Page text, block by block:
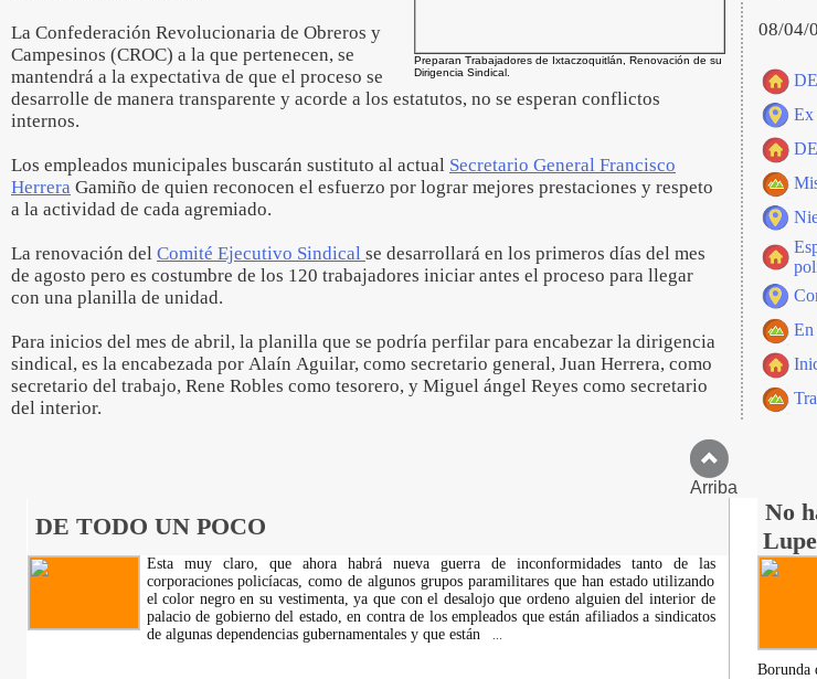
Preparan Trabajadores de Ixtaczoquitlán, Renovación de su
Dirigencia Sindical.
La Confederación Revolucionaria de Obreros y
Campesinos (CROC) a la que pertenecen, se
mantendrá a la expectativa de que el proceso se
desarrolle de manera transparente y acorde a los estatutos, no se esperan conflictos
internos.
Los empleados municipales buscarán sustituto al actual Secretario General Francisco
Herrera Gamiño de quien reconocen el esfuerzo por lograr mejores prestaciones y respeto
a la actividad de cada agremiado.
La renovación del Comité Ejecutivo Sindical se desarrollará en los primeros días del mes
de agosto pero es costumbre de los 120 trabajadores iniciar antes el proceso para llegar
con una planilla de unidad.
Para inicios del mes de abril, la planilla que se podría perfilar para encabezar la dirigencia
sindical, es la encabezada por Alaín Aguilar, como secretario general, Juan Herrera, como
secretario del trabajo, Rene Robles como tesorero, y Miguel ángel Reyes como secretario
del interior.
08/04/
Ex
En
Arriba
DE TODO UN POCO
No
Esta muy claro, que ahora habrá nueva guerra de inconformidades tanto de las
corporaciones policíacas, como de algunos grupos paramilitares que han estado utilizando
el color negro en su vestimenta, ya que con el desalojo que ordeno alguien del interior de
palacio de gobierno del estado, en contra de los empleados que están afiliados a sindicatos
de algunas dependencias gubernamentales y que están
Borunda